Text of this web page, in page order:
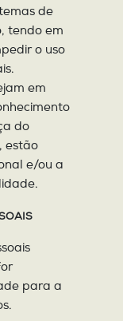
de
tendo em
o uso
em
do
estão
e/ou a
para a